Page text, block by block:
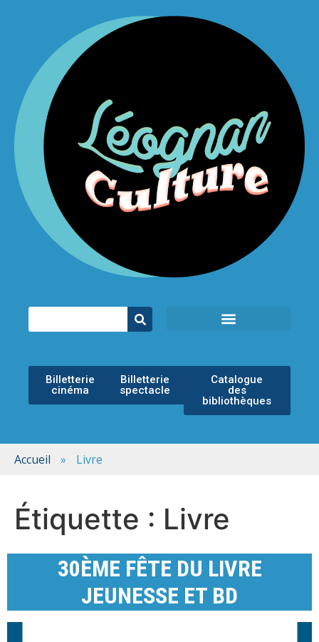
Billetterie
cinéma
Billetterie
spectacle
Catalogue
des
bibliothèques
Accueil » Livre
Étiquette : Livre
30ÈME FÊTE DU LIVRE
JEUNESSE ET BD